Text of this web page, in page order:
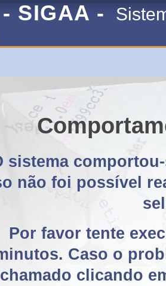
SIGAA -
sistema
não foi possível
Por favor tente
Caso o
chamado clicando